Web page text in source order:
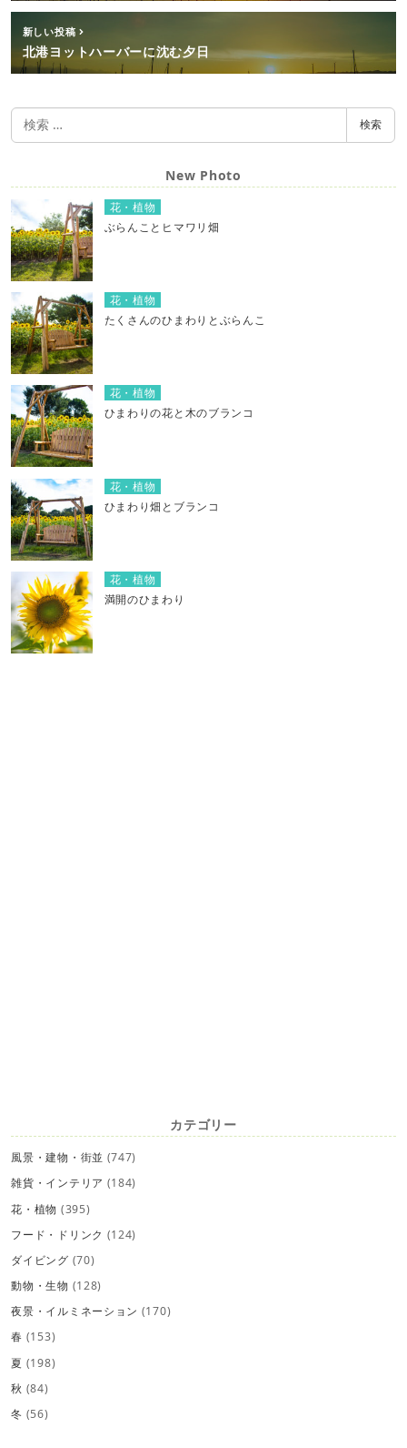
新しい投稿
北港ヨットハーバーに沈む夕日
検
索
検索
New Photo
花・植物
ぶらんことヒマワリ畑
花・植物
たくさんのひまわりとぶらんこ
花・植物
ひまわりの花と木のブランコ
花・植物
ひまわり畑とブランコ
花・植物
満開のひまわり
カテゴリー
風景・建物・街並 (747)
雑貨・インテリア (184)
花・植物 (395)
フード・ドリンク (124)
ダイビング (70)
動物・生物 (128)
夜景・イルミネーション (170)
春 (153)
夏 (198)
秋 (84)
冬 (56)